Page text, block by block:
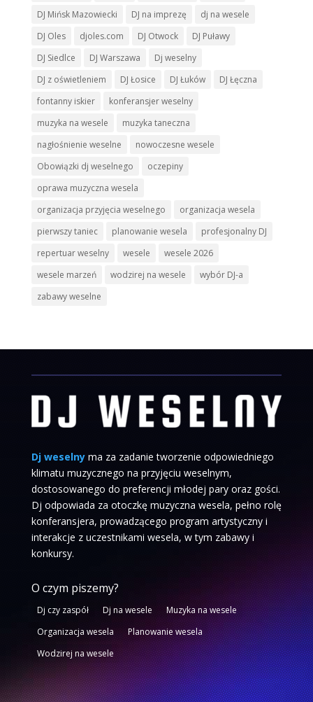
DJ Mińsk Mazowiecki
DJ na imprezę
dj na wesele
DJ Oles
djoles.com DJ Otwock
DJ Puławy
DJ Siedlce
DJ Warszawa
Dj weselny
DJ z oświetleniem
DJ Łosice DJ Łuków
DJ Łęczna
fontanny iskier
konferansjer weselny
muzyka na wesele
muzyka taneczna
nagłośnienie weselne
nowoczesne wesele
Obowiązki dj weselnego
oczepiny
oprawa muzyczna wesela
organizacja przyjęcia weselnego
organizacja wesela
pierwszy taniec
planowanie wesela
profesjonalny DJ
repertuar weselny
wesele
wesele 2026
wesele marzeń
wodzirej na wesele
wybór DJ-a
zabawy weselne
Dj weselnyma za zadanie tworzenie odpowiedniego
klimatu muzycznego na przyjęciu weselnym,
dostosowanego do preferencji młodej pary oraz gości.
Dj odpowiada za otoczkę muzyczna wesela, pełno rolę
konferansjera, prowadzącego program artystyczny i
interakcje z uczestnikami wesela, w tym zabawy i
konkursy.
O czym piszemy?
Dj czy zaspół Dj na wesele
Muzyka na wesele
Organizacja wesela
Planowanie wesela
Wodzirej na wesele